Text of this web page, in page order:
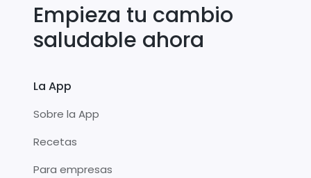
Empieza tu cambio
saludable ahora
La App
Sobre la App
Recetas
Para empresas